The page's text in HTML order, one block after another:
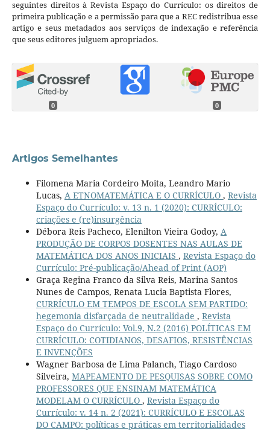
seguintes direitos à Revista Espaço do Currículo: os direitos de
primeira publicação e a permissão para que a REC redistribua esse
artigo e seus metadados aos serviços de indexação e referência
que seus editores julguem apropriados.
0 0
Artigos Semelhantes
Filomena Maria Cordeiro Moita, Leandro Mario
Lucas, A ETNOMATEMÁTICA E O CURRÍCULO , Revista
Espaço do Currículo: v. 13 n. 1 (2020): CURRÍCULO:
criações e (re)insurgência
Débora Reis Pacheco, Elenilton Vieira Godoy, A
PRODUÇÃO DE CORPOS DOSENTES NAS AULAS DE
MATEMÁTICA DOS ANOS INICIAIS , Revista Espaço do
Currículo: Pré-publicação/Ahead of Print (AOP)
Graça Regina Franco da Silva Reis, Marina Santos
Nunes de Campos, Renata Lucia Baptista Flores,
CURRÍCULO EM TEMPOS DE ESCOLA SEM PARTIDO:
hegemonia disfarçada de neutralidade , Revista
Espaço do Currículo: Vol.9, N.2 (2016) POLÍTICAS EM
CURRÍCULO: COTIDIANOS, DESAFIOS, RESISTÊNCIAS
E INVENÇÕES
Wagner Barbosa de Lima Palanch, Tiago Cardoso
Silveira, MAPEAMENTO DE PESQUISAS SOBRE COMO
PROFESSORES QUE ENSINAM MATEMÁTICA
MODELAM O CURRÍCULO , Revista Espaço do
Currículo: v. 14 n. 2 (2021): CURRÍCULO E ESCOLAS
DO CAMPO: políticas e práticas em territorialidades